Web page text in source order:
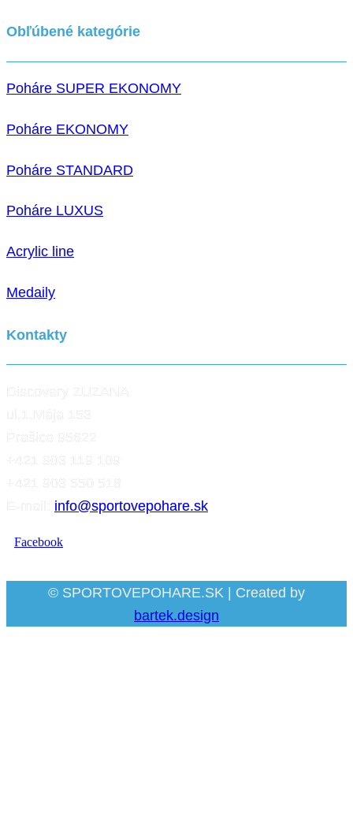
Obľúbené kategórie
Poháre SUPER EKONOMY
Poháre EKONOMY
Poháre STANDARD
Poháre LUXUS
Acrylic line
Medaily
Kontakty
info@sportovepohare.sk
Facebook
© SPORTOVEPOHARE.SK | Created by
bartek.design